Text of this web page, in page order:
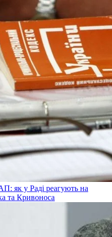
як у Раді реагують на
та Кривоноса